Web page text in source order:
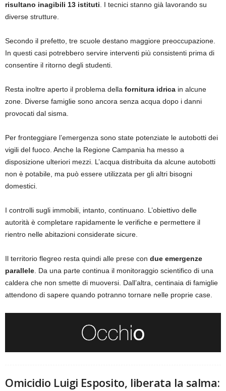
risultano inagibili 13 istituti. I tecnici stanno già lavorando su
diverse strutture.
Secondo il prefetto, tre scuole destano maggiore preoccupazione.
In questi casi potrebbero servire interventi più consistenti prima di
consentire il ritorno degli studenti.
Resta inoltre aperto il problema della fornitura idrica in alcune
zone. Diverse famiglie sono ancora senza acqua dopo i danni
provocati dal sisma.
Per fronteggiare l’emergenza sono state potenziate le autobotti dei
vigili del fuoco. Anche la Regione Campania ha messo a
disposizione ulteriori mezzi. L’acqua distribuita da alcune autobotti
non è potabile, ma può essere utilizzata per gli altri bisogni
domestici.
I controlli sugli immobili, intanto, continuano. L’obiettivo delle
autorità è completare rapidamente le verifiche e permettere il
rientro nelle abitazioni considerate sicure.
Il territorio flegreo resta quindi alle prese con due emergenze
parallele. Da una parte continua il monitoraggio scientifico di una
caldera che non smette di muoversi. Dall’altra, centinaia di famiglie
attendono di sapere quando potranno tornare nelle proprie case.
Omicidio Luigi Esposito, liberata la salma: